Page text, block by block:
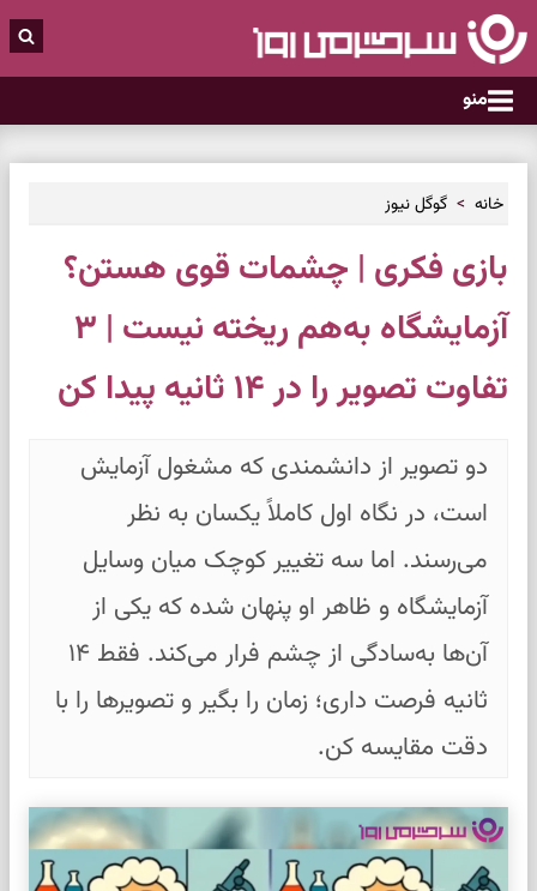
منو
خانه گوگل نیوز
بازی فکری | چشمات قوی هستن؟
آزمایشگاه به‌هم ریخته نیست | ۳
تفاوت تصویر را در ۱۴ ثانیه پیدا کن
دو تصویر از دانشمندی که مشغول آزمایش
است، در نگاه اول کاملاً یکسان به نظر
می‌رسند. اما سه تغییر کوچک میان وسایل
آزمایشگاه و ظاهر او پنهان شده که یکی از
آن‌ها به‌سادگی از چشم فرار می‌کند. فقط ۱۴
ثانیه فرصت داری؛ زمان را بگیر و تصویرها را با
دقت مقایسه کن.